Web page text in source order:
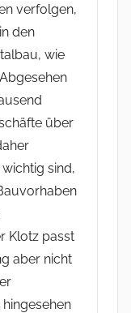
verfolgen,
den
wie
über
sind,
Klotz passt
aber nicht